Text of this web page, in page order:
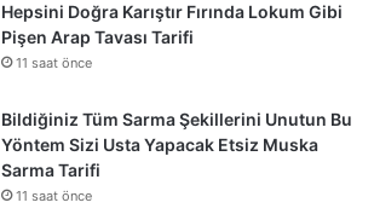
Hepsini Doğra Karıştır Fırında Lokum Gibi
Pişen Arap Tavası Tarifi
11 saat önce
Bildiğiniz Tüm Sarma Şekillerini Unutun Bu
Yöntem Sizi Usta Yapacak Etsiz Muska
Sarma Tarifi
11 saat önce